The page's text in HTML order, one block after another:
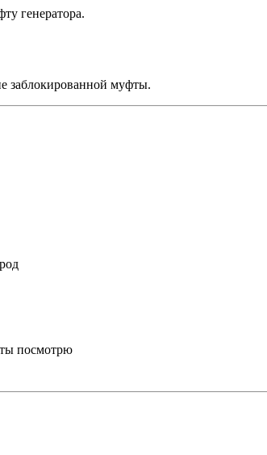
генератора.
заблокированной муфты.
посмотрю